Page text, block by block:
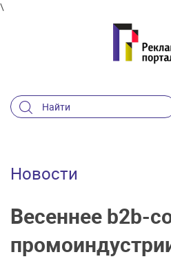
\
Новости
Весеннее b2b-